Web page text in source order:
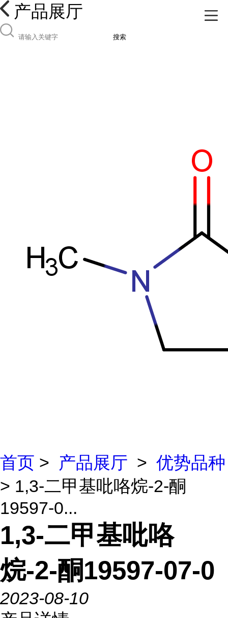
产品展厅
搜索
首页 > 产品展厅 > 优势品种
> 1,3-二甲基吡咯烷-2-酮
19597-0...
1,3-二甲基吡咯
烷-2-酮19597-07-0
2023-08-10